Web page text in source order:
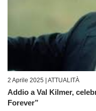
2 Aprile 2025 | ATTUALITÀ
Addio a Val Kilmer,
Forever”